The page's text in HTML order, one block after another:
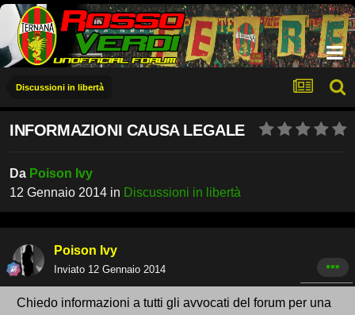
Discussioni in libertà
INFORMAZIONI CAUSA LEGALE
Da Poison Ivy
12 Gennaio 2014 in Discussioni in libertà
Poison Ivy
Inviato 12 Gennaio 2014
Chiedo informazioni a tutti gli avvocati del forum per una